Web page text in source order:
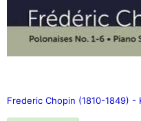
Frederic Chopin (1810-1849) -